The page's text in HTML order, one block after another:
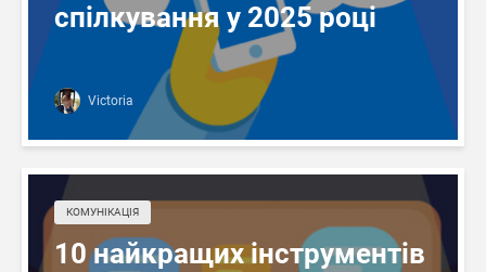
спілкування у 2025 році
Victoria
КОМУНІКАЦІЯ
10 найкращих інструментів